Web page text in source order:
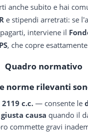
anche subito e hai
e stipendi arretrati: se
interviene il
, che copre
Quadro normativo
norme rilevanti
c.c.— consente le
causa quando il
commette gravi